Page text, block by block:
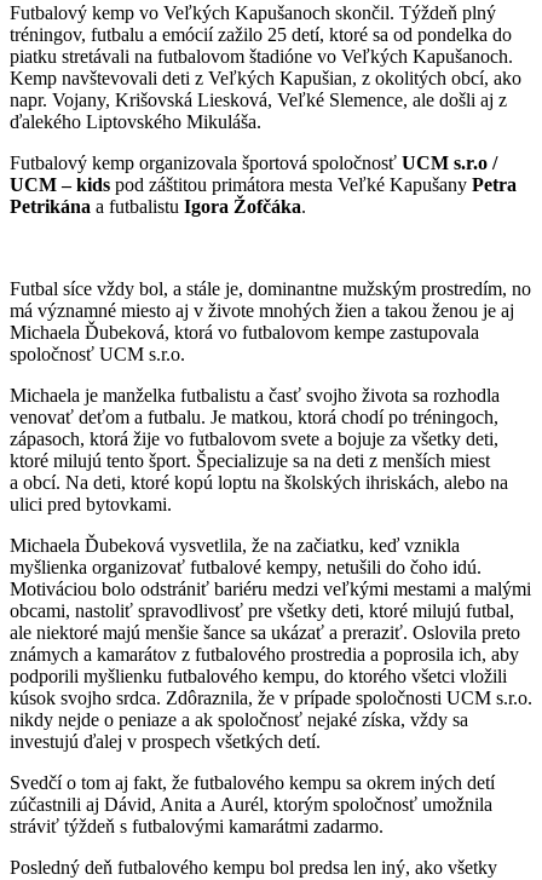
Futbalový kemp vo Veľkých Kapušanoch skončil. Týždeň plný
tréningov, futbalu a emócií zažilo 25 detí, ktoré sa od pondelka do
piatku stretávali na futbalovom štadióne vo Veľkých Kapušanoch.
Kemp navštevovali deti z Veľkých Kapušian, z okolitých obcí, ako
napr. Vojany, Krišovská Liesková, Veľké Slemence, ale došli aj z
ďalekého Liptovského Mikuláša.
Futbalový kemp organizovala športová spoločnosť UCM s.r.o /
UCM – kids pod záštitou primátora mesta Veľké Kapušany Petra
Petrikána a futbalistu Igora Žofčáka.
Futbal síce vždy bol, a stále je, dominantne mužským prostredím, no
má významné miesto aj v živote mnohých žien a takou ženou je aj
Michaela Ďubeková, ktorá vo futbalovom kempe zastupovala
spoločnosť UCM s.r.o.
Michaela je manželka futbalistu a časť svojho života sa rozhodla
venovať deťom a futbalu. Je matkou, ktorá chodí po tréningoch,
zápasoch, ktorá žije vo futbalovom svete a bojuje za všetky deti,
ktoré milujú tento šport. Špecializuje sa na deti z menších miest
a obcí. Na deti, ktoré kopú loptu na školských ihriskách, alebo na
ulici pred bytovkami.
Michaela Ďubeková vysvetlila, že na začiatku, keď vznikla
myšlienka organizovať futbalové kempy, netušili do čoho idú.
Motiváciou bolo odstrániť bariéru medzi veľkými mestami a malými
obcami, nastoliť spravodlivosť pre všetky deti, ktoré milujú futbal,
ale niektoré majú menšie šance sa ukázať a preraziť. Oslovila preto
známych a kamarátov z futbalového prostredia a poprosila ich, aby
podporili myšlienku futbalového kempu, do ktorého všetci vložili
kúsok svojho srdca. Zdôraznila, že v prípade spoločnosti UCM s.r.o.
nikdy nejde o peniaze a ak spoločnosť nejaké získa, vždy sa
investujú ďalej v prospech všetkých detí.
Svedčí o tom aj fakt, že futbalového kempu sa okrem iných detí
zúčastnili aj Dávid, Anita a Aurél, ktorým spoločnosť umožnila
stráviť týždeň s futbalovými kamarátmi zadarmo.
Posledný deň futbalového kempu bol predsa len iný, ako všetky